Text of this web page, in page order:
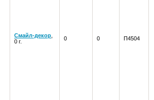
Смайл-декор
0 г.
0 0 П4504